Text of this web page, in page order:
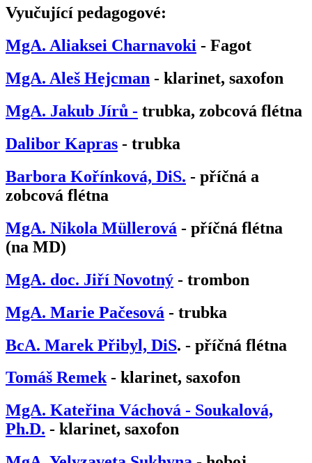
Vyučující pedagogové:
MgA. Aliaksei Charnavoki - Fagot
MgA. Aleš Hejcman - klarinet, saxofon
MgA. Jakub Jírů - trubka, zobcová flétna
Dalibor Kapras - trubka
Barbora Kořínková, DiS. - příčná a
zobcová flétna
MgA. Nikola Müllerová - příčná flétna
(na MD)
MgA. doc. Jiří Novotný - trombon
MgA. Marie Pačesová - trubka
BcA. Marek Přibyl, DiS. - příčná flétna
Tomáš Remek- klarinet, saxofon
MgA. Kateřina Váchová - Soukalová,
Ph.D. - klarinet, saxofon